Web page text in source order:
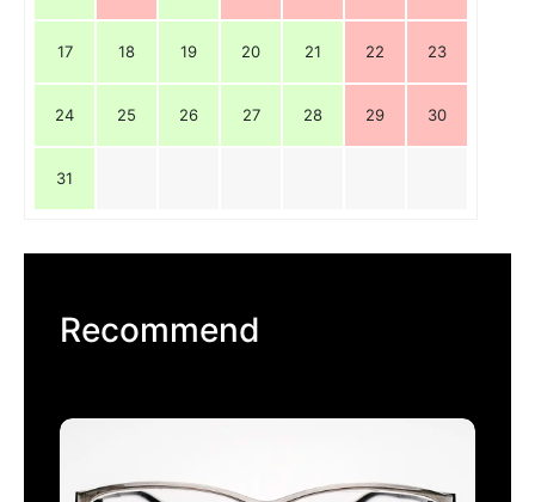
17 18 19 20 21 22 23
24 25 26 27 28 29 30
31
Recommend